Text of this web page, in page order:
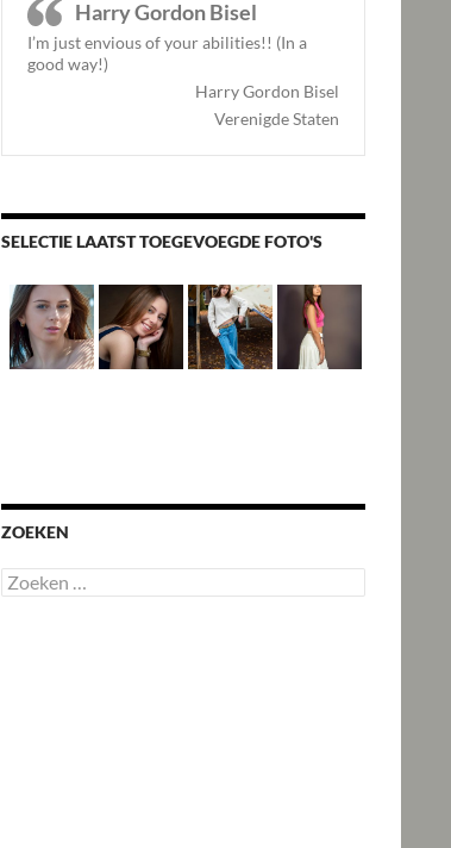
Harry Gordon Bisel
I’m just envious of your abilities!! (In a
good way!)
Harry Gordon Bisel
Verenigde Staten
SELECTIE LAATST TOEGEVOEGDE FOTO'S
ZOEKEN
Zoeken
naar: